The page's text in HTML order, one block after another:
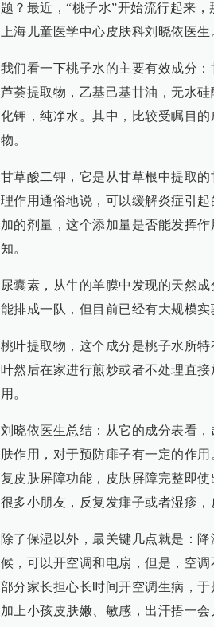
题？最近，“桃子水”开始流行起来
上海儿童医学中心皮肤科刘晓依医生
我们看一下桃子水的主要有效成分
芦荟提取物，乙基己基甘油，无水
化钾，纯净水。其中，比较受瞩目
物。
甘草酸二钾，它是从甘草根中提取
理作用通俗地说，可以缓解炎症引
加的剂量，这个添加量是否能发挥
知。
尿囊素，从牛的羊膜中发现的天然
能排成一队，但目前已经有大规模实
桃叶提取物，这个成分是桃子水所
叶然后在家进行煎炒或者不处理直
用。
刘晓依医生总结：从它的成分表看
肤作用，对于预防痱子有一定的作
复皮肤屏障功能，皮肤屏障完整即
很多小朋友，反复发痱子或者湿疹
除了保湿以外，最关键几点就是：
候，可以开空调和电扇，但是，空
部分家长担心长时间开空调生病，
加上小孩皮肤嫩、敏感，出汗捂一